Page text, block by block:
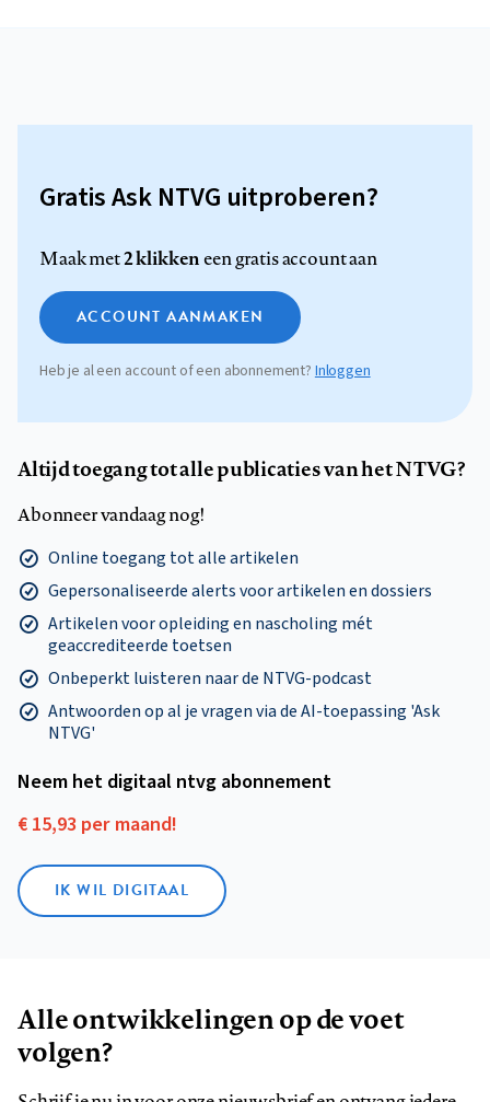
Gratis Ask NTVG uitproberen?
Maak met2 klikkeneen gratis account aan
ACCOUNT AANMAKEN
Heb je al een account of een abonnement?Inloggen
Altijd toegang tot alle publicaties van het NTVG?
Abonneer vandaag nog!
Online toegang tot alle artikelen
Gepersonaliseerde alerts voor artikelen en dossiers
Artikelen voor opleiding en nascholing mét
geaccrediteerde toetsen
Onbeperkt luisteren naar de NTVG-podcast
Antwoorden op al je vragen via de AI-toepassing 'Ask
NTVG'
Neem het digitaal ntvg abonnement
€ 15,93 per maand!
IK WIL DIGITAAL
Alle ontwikkelingen op de voet
volgen?